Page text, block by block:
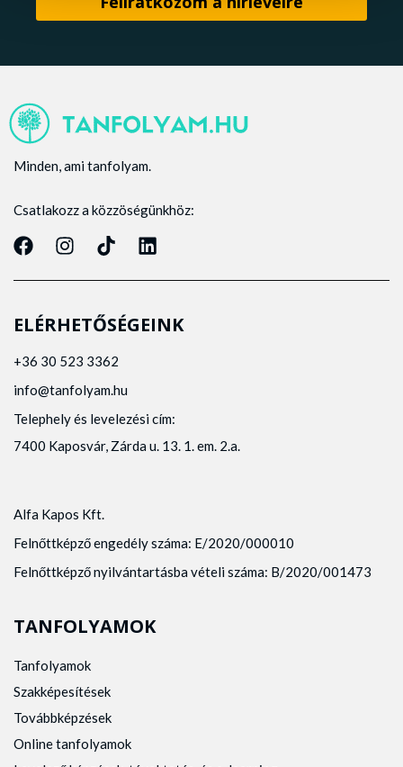
Minden, ami tanfolyam.
Csatlakozz a közzöségünkhöz:
ELÉRHETŐSÉGEINK
+36 30 523 3362
info@tanfolyam.hu
Telephely és levelezési cím:
7400 Kaposvár, Zárda u. 13. 1. em. 2.a.
Alfa Kapos Kft.
Felnőttképző engedély száma: E/2020/000010
Felnőttképző nyilvántartásba vételi száma: B/2020/001473
TANFOLYAMOK
Tanfolyamok
Szakképesítések
Továbbképzések
Online tanfolyamok